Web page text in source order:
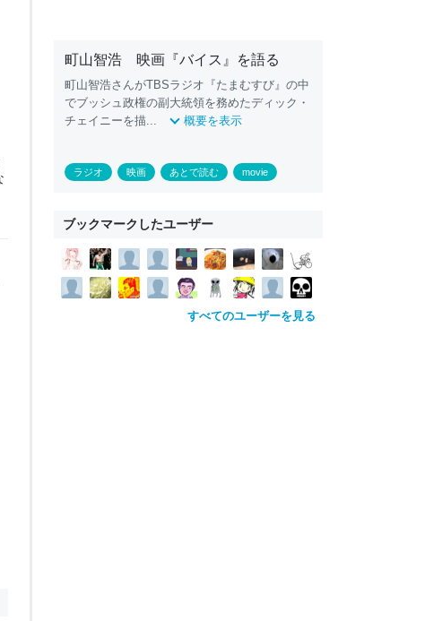
町山智浩 映画『バイス』を語る
町山智浩さんがTBSラジオ『たまむすび』の中
でブッシュ政権の副大統領を務めたディック・
チェイニーを描...
概要を表示
ラジオ 映画 あとで読む movie
ブックマークしたユーザー
すべてのユーザーを見る